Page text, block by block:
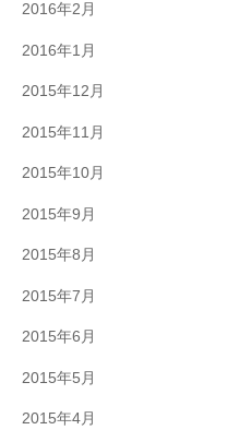
2016年2月
2016年1月
2015年12月
2015年11月
2015年10月
2015年9月
2015年8月
2015年7月
2015年6月
2015年5月
2015年4月